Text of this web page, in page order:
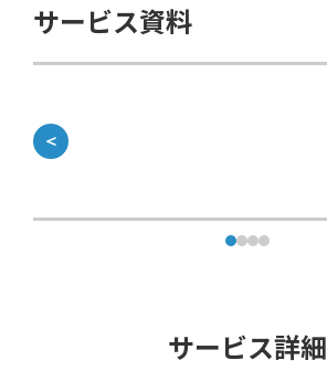
サービス資料
＜
サービス詳細